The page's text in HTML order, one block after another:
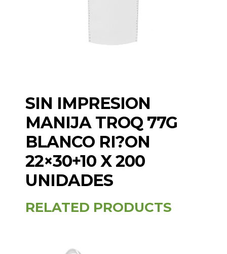
SIN IMPRESION
MANIJA TROQ 77G
BLANCO RI?ON
22×30+10 X 200
UNIDADES
RELATED PRODUCTS